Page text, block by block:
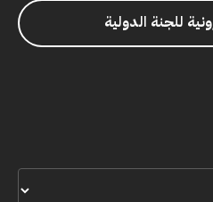
للجنة الدولية